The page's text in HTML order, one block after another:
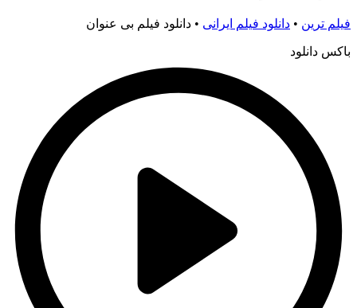
فیلم ترین • دانلود فیلم ایرانی • دانلود فیلم بی عنوان
باکس دانلود